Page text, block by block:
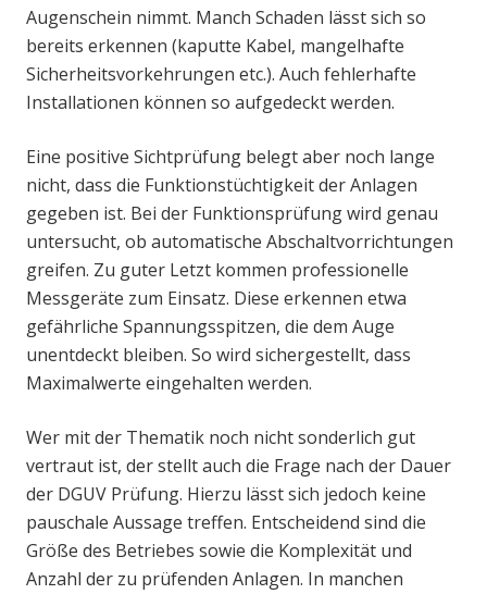
Augenschein nimmt. Manch Schaden lässt sich so
bereits erkennen (kaputte Kabel, mangelhafte
Sicherheitsvorkehrungen etc.). Auch fehlerhafte
Installationen können so aufgedeckt werden.
Eine positive Sichtprüfung belegt aber noch lange
nicht, dass die Funktionstüchtigkeit der Anlagen
gegeben ist. Bei der Funktionsprüfung wird genau
untersucht, ob automatische Abschaltvorrichtungen
greifen. Zu guter Letzt kommen professionelle
Messgeräte zum Einsatz. Diese erkennen etwa
gefährliche Spannungsspitzen, die dem Auge
unentdeckt bleiben. So wird sichergestellt, dass
Maximalwerte eingehalten werden.
Wer mit der Thematik noch nicht sonderlich gut
vertraut ist, der stellt auch die Frage nach der Dauer
der DGUV Prüfung. Hierzu lässt sich jedoch keine
pauschale Aussage treffen. Entscheidend sind die
Größe des Betriebes sowie die Komplexität und
Anzahl der zu prüfenden Anlagen. In manchen